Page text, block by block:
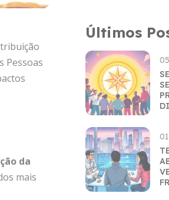
Pessoas
da
mais
Últimos